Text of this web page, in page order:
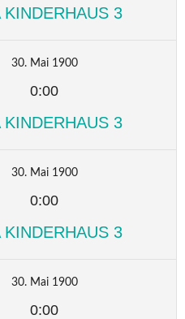
3
30. Mai 1900
0:00
3
30. Mai 1900
0:00
3
30. Mai 1900
0:00